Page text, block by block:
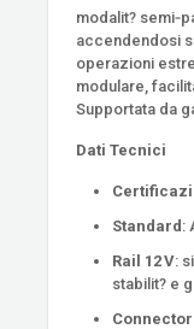
modalit?
accendendosi
operazioni
modulare,
Supportata da
Dati Tecnici
Standard:
Rail 12 V:
stabilit? e
Connector